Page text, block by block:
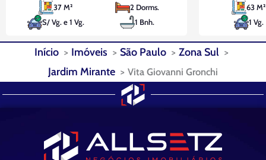
principais vias da região, como a Rodovia
Anhanguera (800m) e a Rodovia dos
Bandeirantes (2,5 km), além de
37 M²
2 Dorms.
S/ Vg. e 1 Vg.
1 Bnh.
porcelanato
acolhedor. A
geladeira,
elétrico, e
63 M²
1 Vg.
Início Imóveis São Paulo
Zona Sul
Jardim Mirante
Vita Giovanni Gronchi